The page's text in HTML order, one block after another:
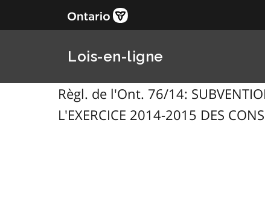
Lois-en-ligne
Règl. de l'Ont. 76/14:
L'EXERCICE 2014-2015 DES